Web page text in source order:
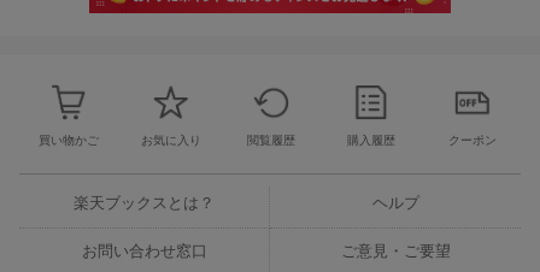
買い物かご お気に入り 閲覧履歴 購入履歴 クーポン
楽天ブックスとは？ ヘルプ
お問い合わせ窓口 ご意見・ご要望